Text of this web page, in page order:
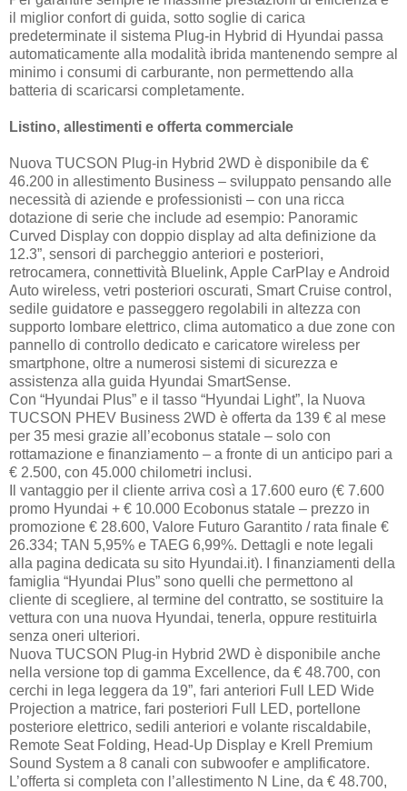
il miglior confort di guida, sotto soglie di carica
predeterminate il sistema Plug-in Hybrid di Hyundai passa
automaticamente alla modalità ibrida mantenendo sempre al
minimo i consumi di carburante, non permettendo alla
batteria di scaricarsi completamente.
Listino, allestimenti e offerta commerciale
Nuova TUCSON Plug-in Hybrid 2WD è disponibile da €
46.200 in allestimento Business – sviluppato pensando alle
necessità di aziende e professionisti – con una ricca
dotazione di serie che include ad esempio: Panoramic
Curved Display con doppio display ad alta definizione da
12.3”, sensori di parcheggio anteriori e posteriori,
retrocamera, connettività Bluelink, Apple CarPlay e Android
Auto wireless, vetri posteriori oscurati, Smart Cruise control,
sedile guidatore e passeggero regolabili in altezza con
supporto lombare elettrico, clima automatico a due zone con
pannello di controllo dedicato e caricatore wireless per
smartphone, oltre a numerosi sistemi di sicurezza e
assistenza alla guida Hyundai SmartSense.
Con “Hyundai Plus” e il tasso “Hyundai Light”, la Nuova
TUCSON PHEV Business 2WD è offerta da 139 € al mese
per 35 mesi grazie all’ecobonus statale – solo con
rottamazione e finanziamento – a fronte di un anticipo pari a
€ 2.500, con 45.000 chilometri inclusi.
Il vantaggio per il cliente arriva così a 17.600 euro (€ 7.600
promo Hyundai + € 10.000 Ecobonus statale – prezzo in
promozione € 28.600, Valore Futuro Garantito / rata finale €
26.334; TAN 5,95% e TAEG 6,99%. Dettagli e note legali
alla pagina dedicata su sito Hyundai.it). I finanziamenti della
famiglia “Hyundai Plus” sono quelli che permettono al
cliente di scegliere, al termine del contratto, se sostituire la
vettura con una nuova Hyundai, tenerla, oppure restituirla
senza oneri ulteriori.
Nuova TUCSON Plug-in Hybrid 2WD è disponibile anche
nella versione top di gamma Excellence, da € 48.700, con
cerchi in lega leggera da 19”, fari anteriori Full LED Wide
Projection a matrice, fari posteriori Full LED, portellone
posteriore elettrico, sedili anteriori e volante riscaldabile,
Remote Seat Folding, Head-Up Display e Krell Premium
Sound System a 8 canali con subwoofer e amplificatore.
L’offerta si completa con l’allestimento N Line, da € 48.700,